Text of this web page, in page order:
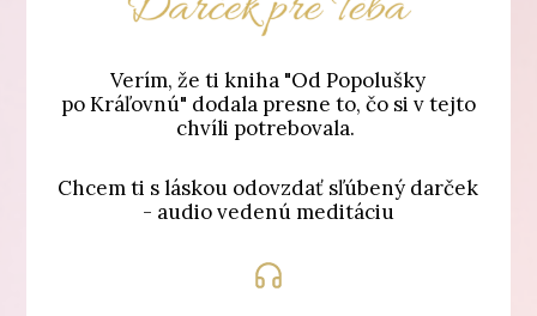
Verím, že ti kniha "Od Popolušky
po Kráľovnú" dodala presne to, čo si v tejto
chvíli potrebovala.
Chcem ti s láskou odovzdať sľúbený darček
- audio vedenú meditáciu